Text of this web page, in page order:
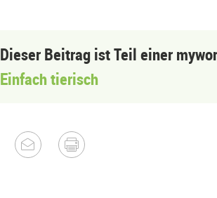
Dieser Beitrag ist Teil einer
Einfach tierisch